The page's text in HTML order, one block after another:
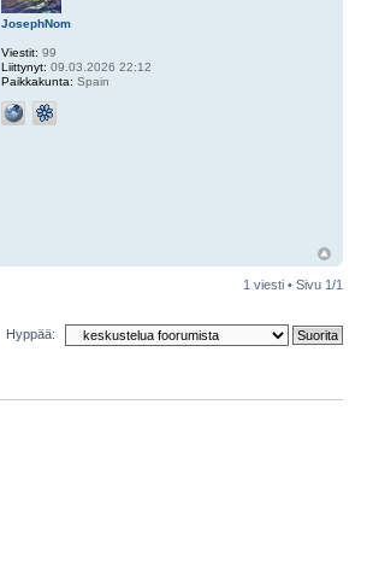
JosephNom
Viestit: 99
Liittynyt: 09.03.2026 22:12
Paikkakunta: Spain
1 viesti • Sivu 1/1
Hyppää: